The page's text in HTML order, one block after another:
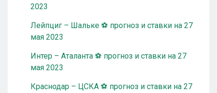
2023
Лейпциг – Шальке ⚽ прогноз и ставки на 27
мая 2023
Интер – Аталанта ⚽ прогноз и ставки на 27
мая 2023
Краснодар – ЦСКА ⚽ прогноз и ставки на 27